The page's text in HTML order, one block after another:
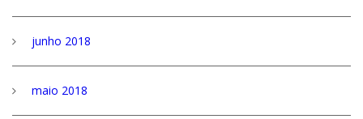
junho 2018
maio 2018